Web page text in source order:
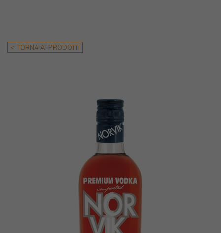
< TORNA AI PRODOTTI